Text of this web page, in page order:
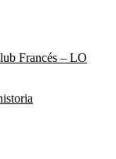
Francés – LO